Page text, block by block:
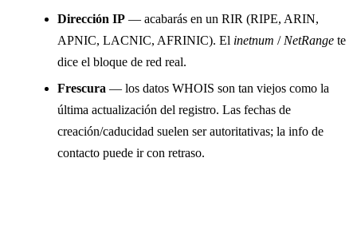
Dirección IP — acabarás en un RIR (RIPE, ARIN,
APNIC, LACNIC, AFRINIC). El inetnum / NetRange te
dice el bloque de red real.
Frescura — los datos WHOIS son tan viejos como la
última actualización del registro. Las fechas de
creación/caducidad suelen ser autoritativas; la info de
contacto puede ir con retraso.